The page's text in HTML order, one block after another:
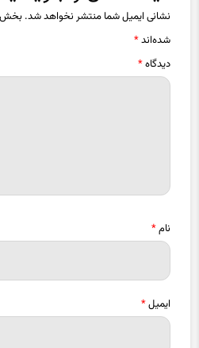
نشانی ایمیل شما منتشر نخواهد شد.
شده‌اند*
دیدگاه*
نام*
ایمیل*